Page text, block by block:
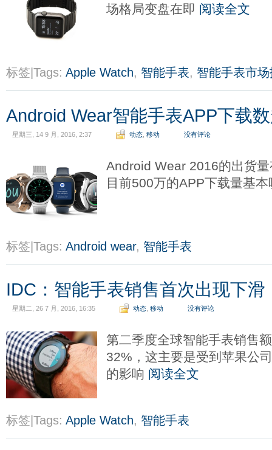
场格局变盘在即 阅读全文
标签|Tags: Apple Watch, 智能手表, 智能手表市
Android Wear智能手表APP下载
星期三, 14 9 月, 2016, 2:37 动态 移动 没有评论
Android Wear 2016的出货
目前500万的APP下载量基
标签|Tags: Android wear, 智能手表
IDC：智能手表销售首次出现下滑
星期二, 26 7 月, 2016, 16:35 动态 移动 没有评论
第二季度全球智能手表销售
32%，这主要是受到苹果公
的影响 阅读全文
标签|Tags: Apple Watch, 智能手表